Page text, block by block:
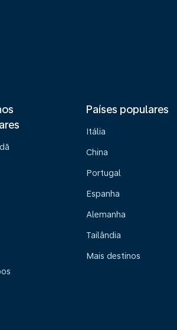
Países populares
Itália
China
Portugal
Espanha
Alemanha
Tailândia
Mais destinos